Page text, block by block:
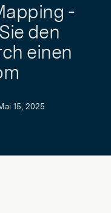
-
den
einen
15, 2025